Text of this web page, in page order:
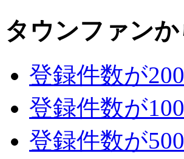
タウンファン
登録件数が
登録件数が
登録件数が